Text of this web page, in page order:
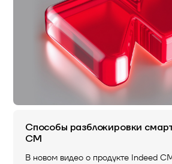
Способы разблокировки
CM
В новом видео о продукте Indeed